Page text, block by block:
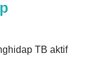
TB aktif